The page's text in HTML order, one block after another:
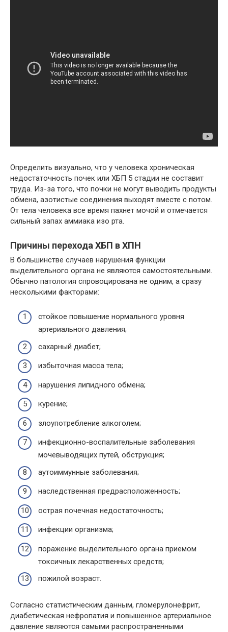
Определить визуально, что у человека хроническая
недостаточность почек или ХБП 5 стадии не составит
труда. Из-за того, что почки не могут выводить продукты
обмена, азотистые соединения выходят вместе с потом.
От тела человека все время пахнет мочой и отмечается
сильный запах аммиака изо рта.
Причины перехода ХБП в ХПН
В большинстве случаев нарушения функции
выделительного органа не являются самостоятельными.
Обычно патология спровоцирована не одним, а сразу
несколькими факторами:
стойкое повышение нормального уровня
артериального давления;
сахарный диабет;
избыточная масса тела;
нарушения липидного обмена;
курение;
злоупотребление алкоголем;
инфекционно-воспалительные заболевания
мочевыводящих путей, обструкция;
аутоиммунные заболевания;
наследственная предрасположенность;
острая почечная недостаточность;
инфекции организма;
поражение выделительного органа приемом
токсичных лекарственных средств;
пожилой возраст.
Согласно статистическим данным, гломерулонефрит,
диабетическая нефропатия и повышенное артериальное
давление являются самыми распространенными